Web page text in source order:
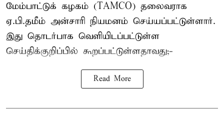
மேம்பாட்டுக் கழகம் (TAMCO) தலைவராக
ஏ.பி.தமீம் அன்சாரி நியமனம் செய்யப்பட்டுள்ளார்.
இது தொடர்பாக வெளியிடப்பட்டுள்ள
செய்திக்குறிப்பில் கூறப்பட்டுள்ளதாவது;-
Read More